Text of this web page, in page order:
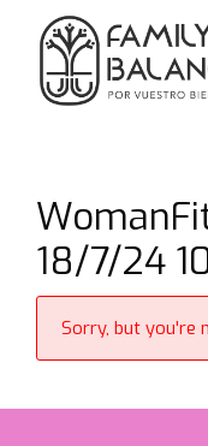
Saltar
contenido
18/7/24
Sorry, but you're